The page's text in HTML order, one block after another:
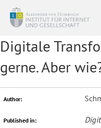
Digitale
gerne. Aber
Author:
Published in: